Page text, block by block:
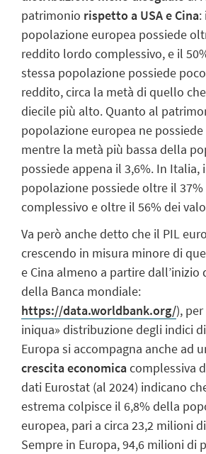
patrimonio rispetto a USA e Cina:
popolazione europea possiede
reddito lordo complessivo, e il
stessa popolazione possiede
reddito, circa la metà di quello
diecile più alto. Quanto al
popolazione europea ne
mentre la metà più bassa della
possiede appena il 3,6%. In Italia,
popolazione possiede oltre il
complessivo e oltre il 56% dei
Va però anche detto che il PIL
crescendo in misura minore di
e Cina almeno a partire dall’inizio
della Banca mondiale:
https://data.worldbank.org/),
iniqua» distribuzione degli indici
Europa si accompagna anche ad
crescita economicacomplessiva
dati Eurostat (al 2024) indicano
estrema colpisce il 6,8% della
europea, pari a circa 23,2 milioni
Sempre in Europa, 94,6 milioni di